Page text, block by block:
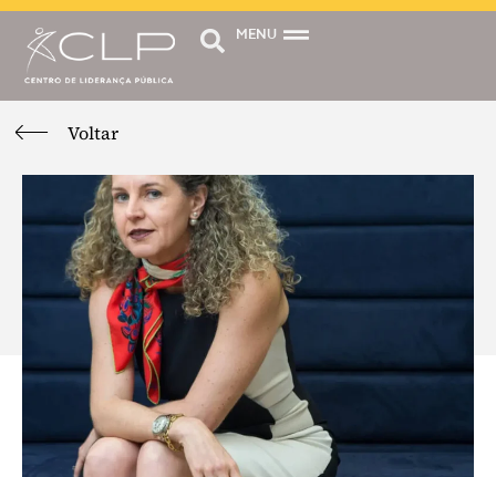
MENU
Voltar